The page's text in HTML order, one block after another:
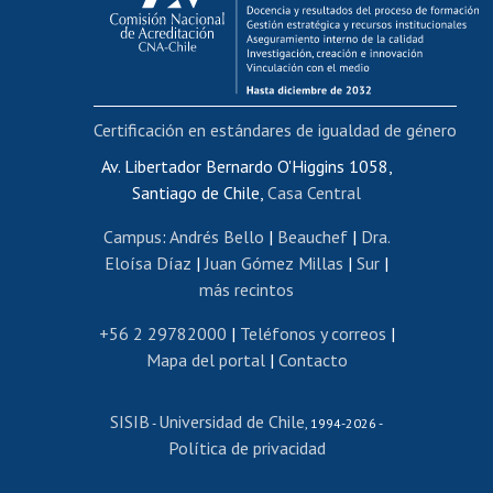
Funcionarias/os
Cursos internos de capacitación
Bienestar del personal
Portal de movilidad interna
Certificado de renta
Certificado de renta honorarios
Editar páginas blancas
Extranjeras/os
Revalidación y reconocimiento de títulos
Postulación al Programa de Movilidad Estudiantil
Cursos de español
Av. Libertador Bernardo O'Higgins 1058,
Santiago de Chile, Casa Central
Campus: Andrés Bello | Beauchef| Dra.
Eloísa Díaz |Juan Gómez Millas | Sur |
más recintos
+56 2 29782000 | Teléfonos y correos |
Mapa del portal| Contacto
SISIB - Universidad de Chile, 1994-2026 -
Política de privacidad
Certificación en estándares de igualdad de género